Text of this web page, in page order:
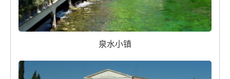
泉水小镇